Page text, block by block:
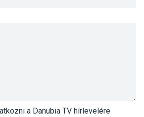
a Danubia TV hírlevelére